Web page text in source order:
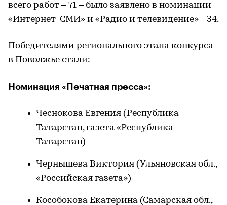
всего работ – 71 – было заявлено в номинации
«Интернет-СМИ» и «Радио и телевидение» - 34.
Победителями регионального этапа конкурса
в Поволжье стали:
Номинация «Печатная пресса»:
Чеснокова Евгения (Республика
Татарстан, газета «Республика
Татарстан)
Чернышева Виктория (Ульяновская обл.,
«Российская газета»)
Кособокова Екатерина (Самарская обл.,